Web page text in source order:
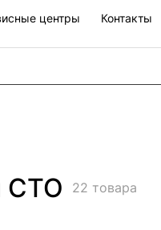
центры Контакты
СТО 22 товара